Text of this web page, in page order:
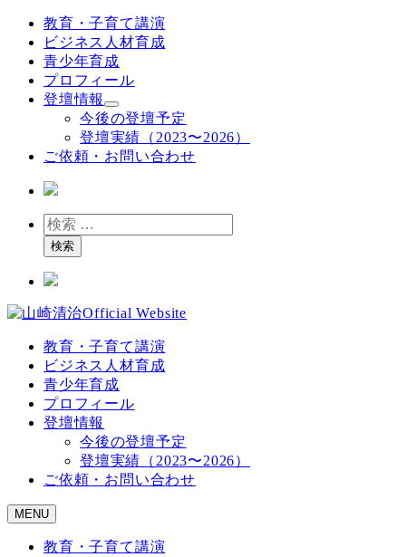
教育・子育て講演
ビジネス人材育成
青少年育成
プロフィール
登壇情報
今後の登壇予定
登壇実績（2023〜2026）
ご依頼・お問い合わせ
検
索検索
教育・子育て講演
ビジネス人材育成
青少年育成
プロフィール
登壇情報
今後の登壇予定
登壇実績（2023〜2026）
ご依頼・お問い合わせ
MENU
教育・子育て講演